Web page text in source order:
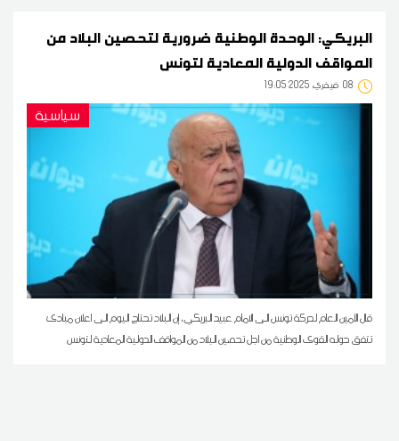
البريكي: الوحدة الوطنية ضرورية لتحصين البلاد من
المواقف الدولية المعادية لتونس
08 19:05 2025 فيفري
سياسية
قال الأمين العام لحركة تونس الى الامام عبيد البريكي، إن البلاد تحتاج اليوم الى اعلان مبادئ
تتفق حوله القوى الوطنية من اجل تحصين البلاد من المواقف الدولية المعادية لتونس